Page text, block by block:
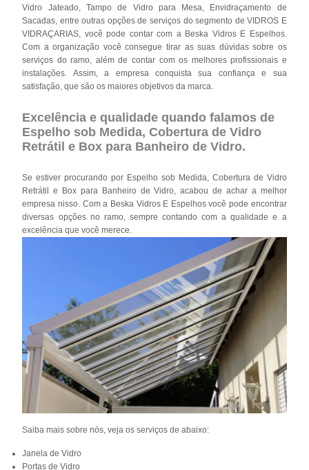
Vidro Jateado, Tampo de Vidro para Mesa, Envidraçamento de
Sacadas, entre outras opções de serviços do segmento de VIDROS E
VIDRAÇARIAS, você pode contar com a Beska Vidros E Espelhos.
Com a organização você consegue tirar as suas dúvidas sobre os
serviços do ramo, além de contar com os melhores profissionais e
instalações. Assim, a empresa conquista sua confiança e sua
satisfação, que são os maiores objetivos da marca.
Excelência e qualidade quando falamos de
Espelho sob Medida, Cobertura de Vidro
Retrátil e Box para Banheiro de Vidro.
Se estiver procurando por Espelho sob Medida, Cobertura de Vidro
Retrátil e Box para Banheiro de Vidro, acabou de achar a melhor
empresa nisso. Com a Beska Vidros E Espelhos você pode encontrar
diversas opções no ramo, sempre contando com a qualidade e a
excelência que você merece.
Saiba mais sobre nós, veja os serviços de abaixo:
Janela de Vidro
Portas de Vidro